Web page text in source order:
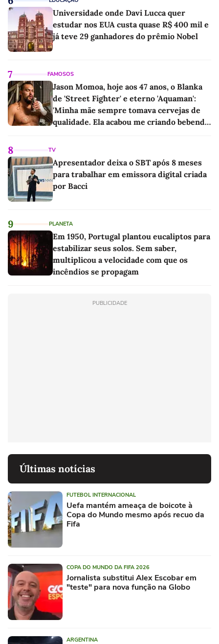
Universidade onde Davi Lucca quer
estudar nos EUA custa quase R$ 400 mil e
já teve 29 ganhadores do prêmio Nobel
7 FAMOSOS
Jason Momoa, hoje aos 47 anos, o Blanka
de 'Street Fighter' e eterno 'Aquaman':
'Minha mãe sempre tomava cervejas de
qualidade. Ela acabou me criando bebendo
8 TV
Apresentador deixa o SBT após 8 meses
para trabalhar em emissora digital criada
por Bacci
9 PLANETA
Em 1950, Portugal plantou eucaliptos para
estabilizar seus solos. Sem saber,
multiplicou a velocidade com que os
incêndios se propagam
PUBLICIDADE
Últimas notícias
FUTEBOL INTERNACIONAL
Uefa mantém ameaça de boicote à
Copa do Mundo mesmo após recuo da
Fifa
COPA DO MUNDO DA FIFA 2026
Jornalista substitui Alex Escobar em
"teste" para nova função na Globo
ARGENTINA